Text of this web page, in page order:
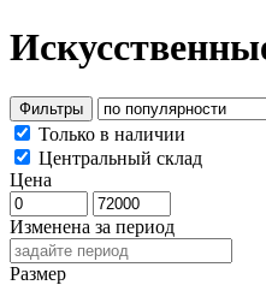
Фильтры
Только в наличии
Центральный склад
Цена
Изменена за период
Размер